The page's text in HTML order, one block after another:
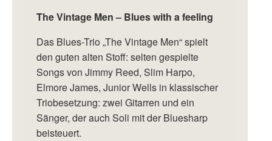
The Vintage Men – Blues with a feeling
Das Blues-Trio „The Vintage Men“ spielt
den guten alten Stoff: selten gespielte
Songs von Jimmy Reed, Slim Harpo,
Elmore James, Junior Wells in klassischer
Triobesetzung: zwei Gitarren und ein
Sänger, der auch Soli mit der Bluesharp
beisteuert.